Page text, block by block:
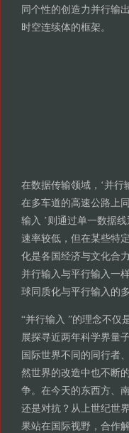
同个性的创造力并行输
时空连续体的框架。
在数据传输领域，‘并
在多车道的高速公路上
输入 ’则通过单一数据
速率较低，但在某些特
化是各国经济与文化合
并行输入与平行输入一
球同质化与平行输入的
“并行输入 ”的理念不仅
展探寻近两年科学界量
国际世界不同的同行者
然世界的改造中也不断
争。在今天的东西方、
还是对抗？从上世纪世
果站在国际视野，合作